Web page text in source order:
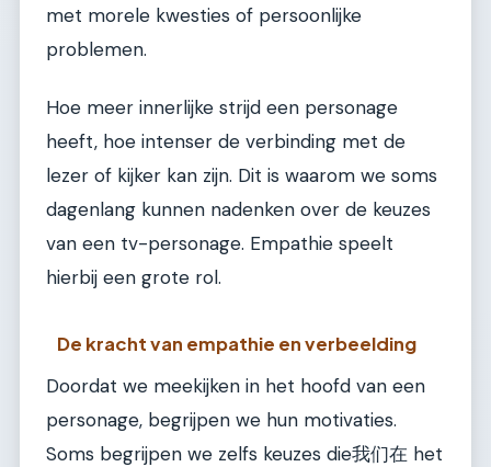
met morele kwesties of persoonlijke
problemen.
Hoe meer innerlijke strijd een personage
heeft, hoe intenser de verbinding met de
lezer of kijker kan zijn. Dit is waarom we soms
dagenlang kunnen nadenken over de keuzes
van een tv-personage. Empathie speelt
hierbij een grote rol.
De kracht van empathie en verbeelding
Doordat we meekijken in het hoofd van een
personage, begrijpen we hun motivaties.
Soms begrijpen we zelfs keuzes die我们在 het